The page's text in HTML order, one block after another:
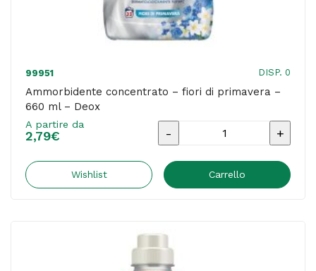
99951 DISP. 0
Ammorbidente concentrato – fiori di primavera –
660 ml – Deox
A partire da
2,79€
Ammorbidente
-
primavera
Wishlist Carrello